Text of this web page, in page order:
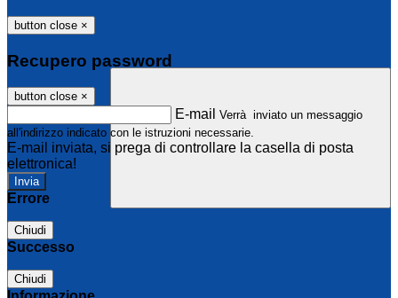
button close ×
Recupero password
button close ×
E-mail Verrà inviato un messaggio
all'indirizzo indicato con le istruzioni necessarie.
E-mail inviata, si prega di controllare la casella di posta
elettronica!
Errore
Chiudi
Successo
Chiudi